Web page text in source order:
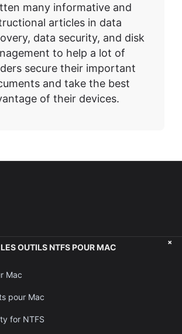
many informative and
articles in data
data security, and disk
to help a lot of
secure their important
and take the best
of their devices.
OUTILS NTFS POUR MAC +
Mac
pour Mac
for NTFS